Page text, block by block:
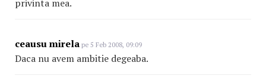
privinta mea.
ceausu mirela pe 5 Feb 2008, 09:09
Daca nu avem ambitie degeaba.